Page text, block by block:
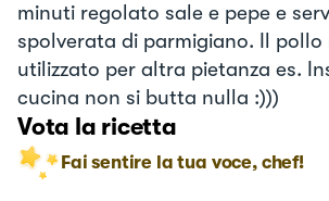
minuti regolato sale e pepe e
spolverata di parmigiano. Il pollo
utilizzato per altra pietanza es.
cucina non si butta nulla :)))
Vota la ricetta
Fai sentire la tua voce, chef!